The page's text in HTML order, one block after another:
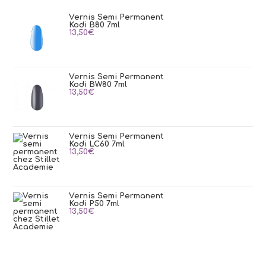
Vernis Semi Permanent
Kodi B80 7ml
13,50€
Vernis Semi Permanent
Kodi BW80 7ml
13,50€
Vernis Semi Permanent
Kodi LC60 7ml
13,50€
Vernis Semi Permanent
Kodi P50 7ml
13,50€